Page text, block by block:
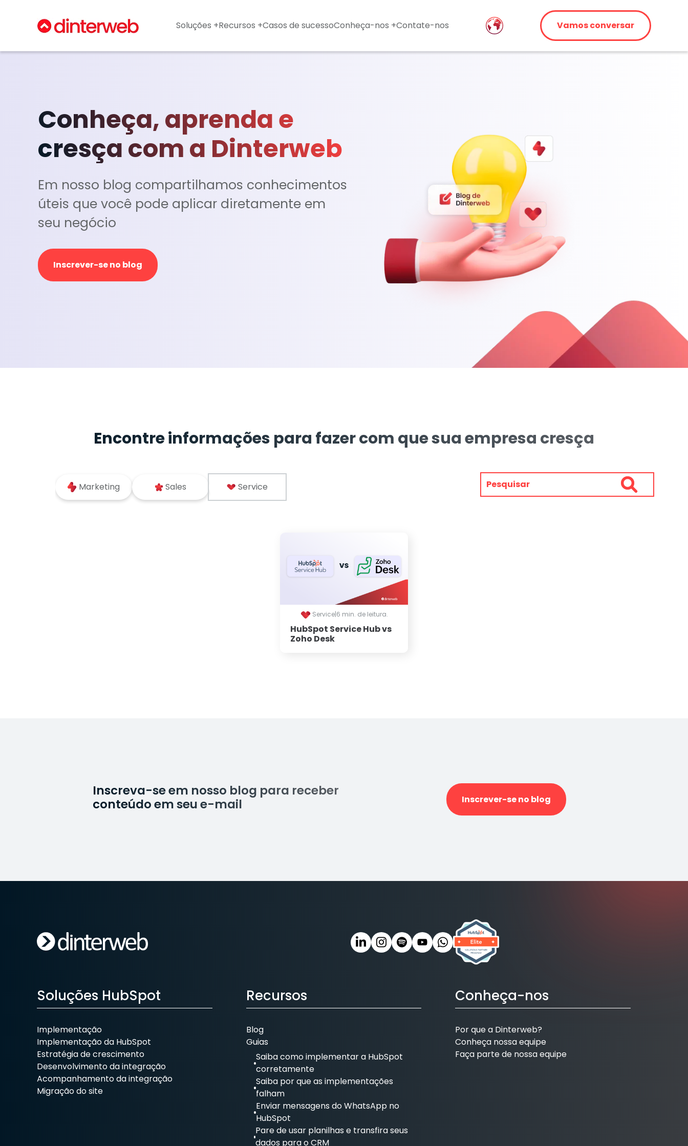
Soluções +Recursos +Casos de sucessoConheça-nos +Contate-nos Vamos conversar
Conheça, aprenda e
cresça com a Dinterweb
Em nosso blog compartilhamos conhecimentos
úteis que você pode aplicar diretamente em
seu negócio
Inscrever-se no blog
Encontre informações para fazer com que sua empresa cresça
Marketing Sales Service
Service|6 min. de leitura.
HubSpot Service Hub vs
Zoho Desk
Inscreva-se em nosso blog para receber
conteúdo em seu e-mail
Inscrever-se no blog
Soluções HubSpot
Implementação
Implementação da HubSpot
Estratégia de crescimento
Desenvolvimento da integração
Acompanhamento da integração
Migração do site
Recursos
Blog
Guias
Saiba como implementar a HubSpot
corretamente
Saiba por que as implementações
falham
Enviar mensagens do WhatsApp no
HubSpot
Pare de usar planilhas e transfira seus
dados para o CRM
Conheça-nos
Por que a Dinterweb?
Conheça nossa equipe
Faça parte de nossa equipe